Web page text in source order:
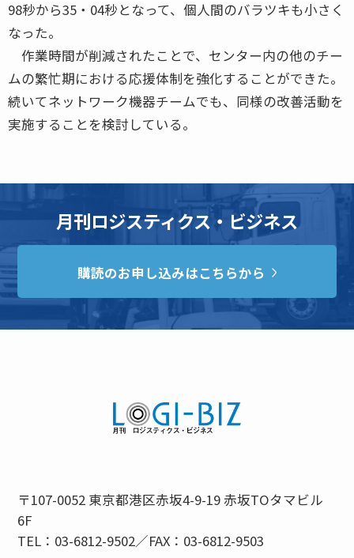
98秒から35・04秒となって、個人間のバラツキも小さく
なった。
作業時間が削減されたことで、センター内の他のチー
ムの繁忙期における応援体制を強化することができた。
続いてネットワーク機器チームでも、同様の改善活動を
実施することを検討している。
月刊ロジスティクス・ビジネス
購読のお申し込みはこちらから
〒107-0052 東京都港区赤坂4-9-19 赤坂TOタマビル
6F
TEL：03-6812-9502／FAX：03-6812-9503